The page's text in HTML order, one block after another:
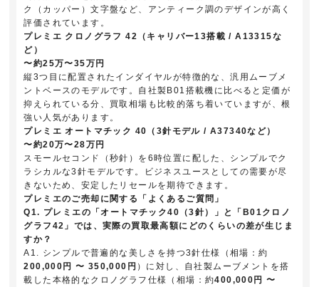
ク（カッパー）文字盤など、アンティーク調のデザインが高く
評価されています。
プレミエ クロノグラフ 42（キャリバー13搭載 / A13315な
ど）
〜約25万〜35万円
縦3つ目に配置されたインダイヤルが特徴的な、汎用ムーブメ
ントベースのモデルです。自社製B01搭載機に比べると定価が
抑えられている分、買取相場も比較的落ち着いていますが、根
強い人気があります。
プレミエ オートマチック 40（3針モデル / A37340など）
〜約20万〜28万円
スモールセコンド（秒針）を6時位置に配した、シンプルでク
ラシカルな3針モデルです。ビジネスユースとしての需要が尽
きないため、安定したリセールを期待できます。
プレミエのご売却に関する「よくあるご質問」
Q1. プレミエの「オートマチック40（3針）」と「B01クロノ
グラフ42」では、実際の買取最高額にどのくらいの差が生じま
すか？
A1. シンプルで普遍的な美しさを持つ3針仕様（相場：約
200,000円 〜 350,000円 ）に対し、自社製ムーブメントを搭
載した本格的なクロノグラフ仕様（相場：約400,000円 〜